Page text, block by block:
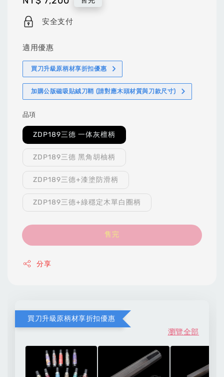
price
安全支付
適用優惠
買刀升級原柄材享折扣優惠
加購公版磁吸貼絨刀鞘 (請對應木頭材質與刀款尺寸)
品項
ZDP189三德 一体灰檀柄
ZDP189三德 黑角胡柚柄
ZDP189三德+漆塗防滑柄
ZDP189三德+綠穩定木單白圈柄
售完
分享
買刀升級原柄材享折扣優惠
瀏覽全部